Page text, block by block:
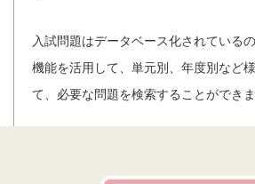
入試問題はデータベース化されている
機能を活用して、単元別、年度別など
て、必要な問題を検索することができま